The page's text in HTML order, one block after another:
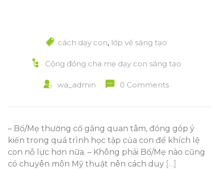
cách dạy con, lớp vẽ sáng tạo
Cộng đồng cha mẹ dạy con sáng tạo
wa_admin 0 Comments
– Bố/Mẹ thường cố gắng quan tâm, đóng góp ý
kiến trong quá trình học tập của con để khích lệ
con nỗ lực hơn nữa. – Không phải Bố/Mẹ nào cũng
có chuyên môn Mỹ thuật nên cách duy […]